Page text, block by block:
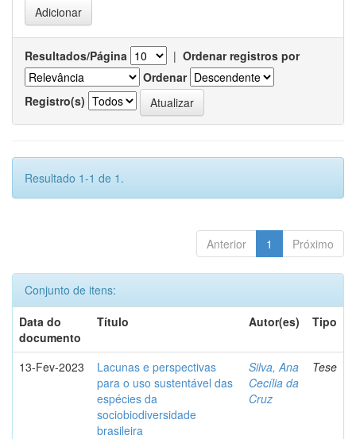
Resultados/Página | Ordenar registros por
Ordenar
Registro(s)
Resultado 1-1 de 1.
Anterior 1 Próximo
Conjunto de itens:
Data do
documento
Título Autor(es) Tipo
13-Fev-2023
Lacunas e perspectivas
para o uso sustentável das
espécies da
sociobiodiversidade
brasileira
Silva, Ana
Cecília da
Cruz
Tese